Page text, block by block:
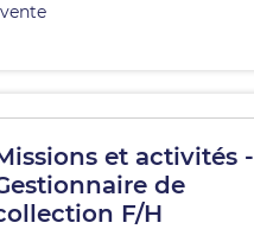
et activités -
de
F/H